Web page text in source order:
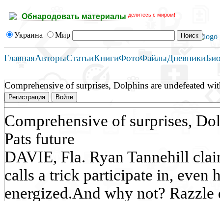
Обнародовать материалы делитесь с миром!
Украина Мир
ГлавнаяАвторыСтатьиКнигиФотоФайлыДневники
Comprehensive of surprises, Dolphins are undefeated
Регистрация Войти
Comprehensive of surprises,
Pats future
DAVIE, Fla. Ryan Tannehill
calls a trick participate in, even
energized.And why not?